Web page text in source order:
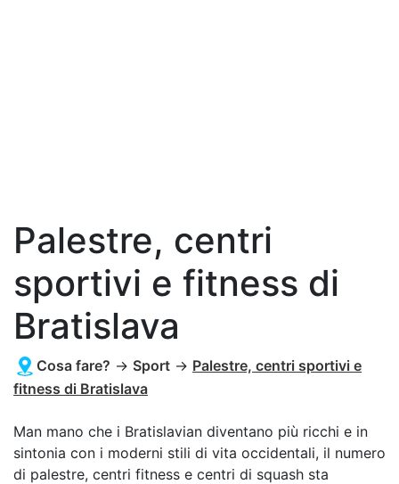
Palestre, centri
sportivi e fitness di
Bratislava
Cosa fare? → Sport → Palestre, centri sportivi e
fitness di Bratislava
Man mano che i Bratislavian diventano più ricchi e in
sintonia con i moderni stili di vita occidentali, il numero
di palestre, centri fitness e centri di squash sta